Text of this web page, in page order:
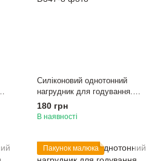
Силіконовий однотонний
нагрудник для годування.
Колекція «Перший прикорм»,
Світло-сірий
180 грн
В наявності
Пакунок малюка